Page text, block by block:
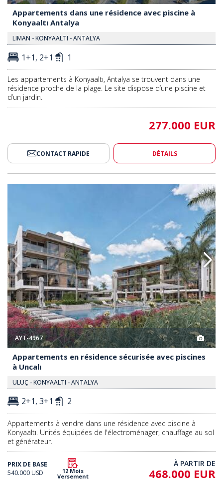
Appartements dans une résidence avec piscine à
Konyaaltı Antalya
LIMAN - KONYAALTI - ANTALYA
1+1, 2+1 1
Les appartements à Konyaaltı, Antalya se trouvent dans une
résidence proche de la plage. Le site dispose d’une piscine et
d’un jardin.
277.000 EUR
CONTACT RAPIDE DÉTAILS
Appartements En Résidence
AYT-4967
Appartements en résidence sécurisée avec piscines
à Uncalı
ULUÇ - KONYAALTI - ANTALYA
2+1, 3+1 2
Appartements à vendre dans une résidence avec piscine à
Konyaaltı. Unités équipées de l'électroménager, chauffage au sol
et générateur.
PRIX DE BASE
540.000 USD
12 Mois
Versement
À PARTIR DE
468.000 EUR